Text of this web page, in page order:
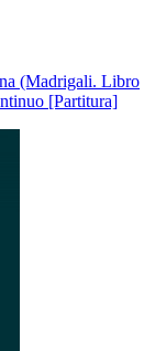
(Madrigali. Libro
[Partitura]